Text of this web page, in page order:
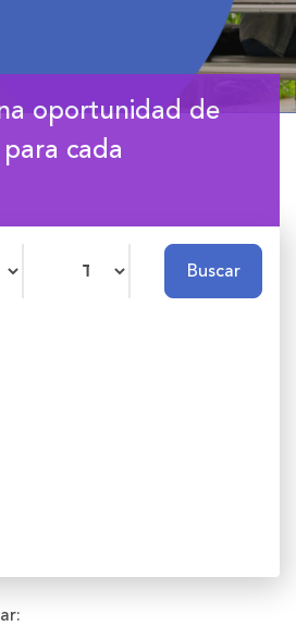
oportunidad de
cada
Buscar